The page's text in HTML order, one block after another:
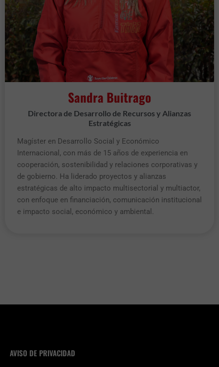
Sandra Buitrago
Directora de Desarrollo de Recursos y Alianzas
Estratégicas
Magíster en Desarrollo Social y Económico
Internacional, con más de 15 años de experiencia en
cooperación, sostenibilidad y relaciones corporativas y
de gobierno. Ha liderado proyectos y alianzas
estratégicas de alto impacto multisectorial y multiactor,
con enfoque en financiación, comunicación institucional
e impacto social, económico y ambiental.
AVISO DE PRIVACIDAD